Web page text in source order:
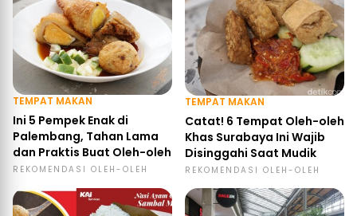
TEMPAT MAKAN
Ini 5 Pempek Enak di
Palembang, Tahan Lama
dan Praktis Buat Oleh-oleh
REKOMENDASI OLEH-OLEH
TEMPAT MAKAN
Catat! 6 Tempat Oleh-oleh
Khas Surabaya Ini Wajib
Disinggahi Saat Mudik
REKOMENDASI OLEH-OLEH